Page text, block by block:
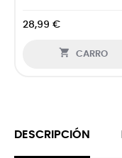
28,99 €
 CARRO
DESCRIPCIÓN